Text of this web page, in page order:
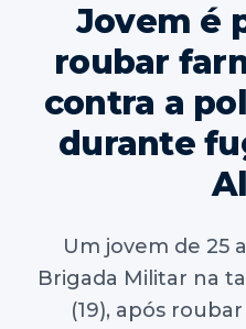
Jovem é
roubar
contra a
durante
Um jovem de 25
Brigada Militar na
(19), após